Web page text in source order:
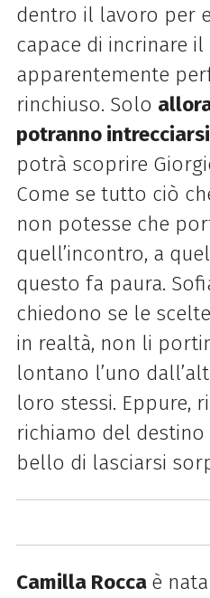
dentro il lavoro per
capace di incrinare
apparentemente
rinchiuso. Solo
potranno intrecciarsi
potrà scoprire
Come se tutto ciò
non potesse che
quell’incontro, a
questo fa paura.
chiedono se le
in realtà, non li
lontano l’uno
loro stessi. Eppure,
richiamo del
bello di lasciarsi
Camilla Rocca è